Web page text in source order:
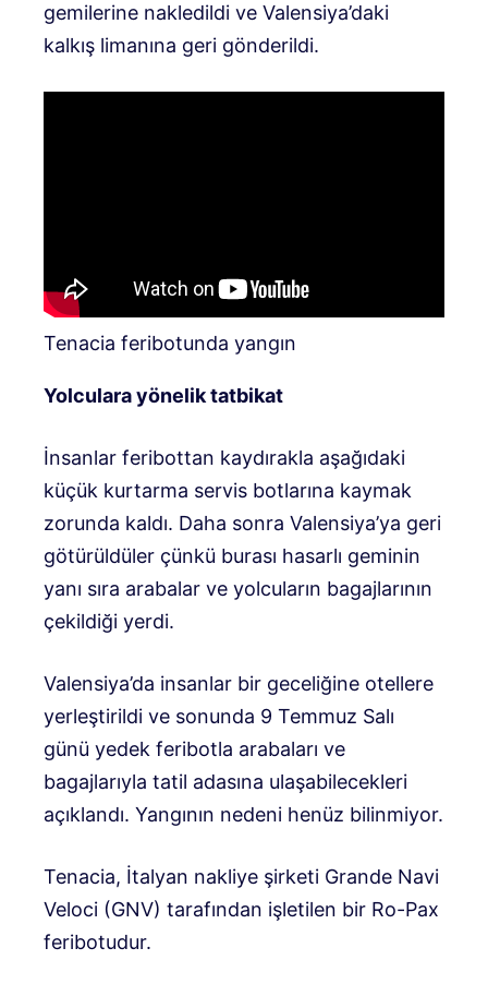
gemilerine nakledildi ve Valensiya’daki
kalkış limanına geri gönderildi.
Tenacia feribotunda yangın
Yolculara yönelik tatbikat
İnsanlar feribottan kaydırakla aşağıdaki
küçük kurtarma servis botlarına kaymak
zorunda kaldı. Daha sonra Valensiya’ya geri
götürüldüler çünkü burası hasarlı geminin
yanı sıra arabalar ve yolcuların bagajlarının
çekildiği yerdi.
Valensiya’da insanlar bir geceliğine otellere
yerleştirildi ve sonunda 9 Temmuz Salı
günü yedek feribotla arabaları ve
bagajlarıyla tatil adasına ulaşabilecekleri
açıklandı. Yangının nedeni henüz bilinmiyor.
Tenacia, İtalyan nakliye şirketi Grande Navi
Veloci (GNV) tarafından işletilen bir Ro-Pax
feribotudur.